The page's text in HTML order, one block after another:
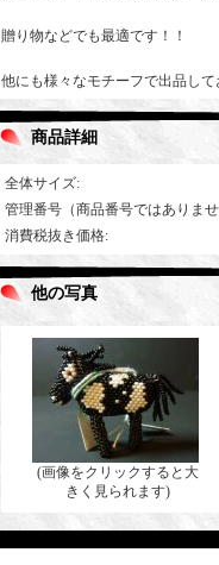
贈り物などでも最適です！！
他にも様々なモチーフで出品し
商品詳細
全体サイズ:
管理番号（商品番号ではありま
消費税抜き価格:
他の写真
(画像をクリックすると大
きく見られます)